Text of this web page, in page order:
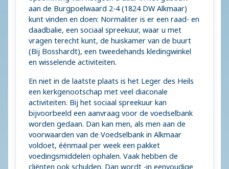
aan de Burgpoelwaard 2-4 (1824 DW Alkmaar)
kunt vinden en doen: Normaliter is er een raad- en
daadbalie, een sociaal spreekuur, waar u met
vragen terecht kunt, de huiskamer van de buurt
(Bij Bosshardt), een tweedehands kledingwinkel
en wisselende activiteiten.
En niet in de laatste plaats is het Leger des Heils
een kerkgenootschap met veel diaconale
activiteiten. Bij het sociaal spreekuur kan
bijvoorbeeld een aanvraag voor de voedselbank
worden gedaan. Dan kan men, als men aan de
voorwaarden van de Voedselbank in Alkmaar
voldoet, éénmaal per week een pakket
voedingsmiddelen ophalen. Vaak hebben de
cliënten ook schulden. Dan wordt -in eenvoudige